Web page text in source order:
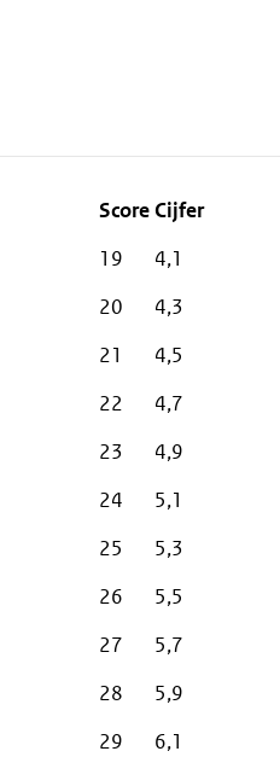
19
4,1
20
4,3
21
4,5
22
4,7
23
4,9
24
5,1
25
5,3
26
5,5
27
5,7
28
5,9
29
6,1